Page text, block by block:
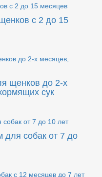
с 2 до 15
щенков до 2-х
сук
для собак от 7 до